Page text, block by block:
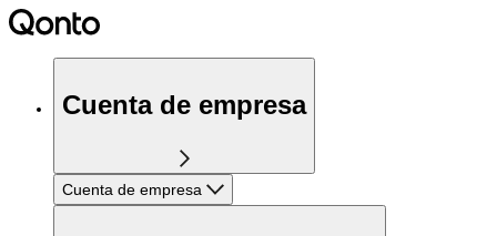
Cuenta de empresa
Cuenta de empresa